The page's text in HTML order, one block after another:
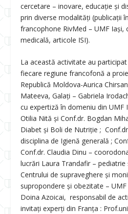
cercetare – inovare, educație și
prin diverse modalități (publicații
francophone RivMed – UMF Iași,
medicală, articole ISI).
La această activitate au
fiecare regiune francofonă a
Republică Moldova-Aurica
Mateeva, Galați – Gabriela
cu expertiză în domeniu din UMF
Otilia Nită și Conf.dr. Bogdan
Diabet și Boli de Nutriție ;
disciplina de Igienă generală ;
Conf.dr. Claudia Dinu –
lucrări Laura Trandafir –
Centrului de supraveghere și
supropondere și obezitate – UMF
Doina Azoicai, responsabil de
invitați experți din Franța :